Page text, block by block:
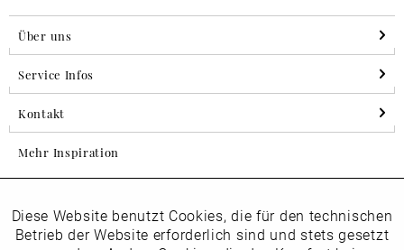
Über uns
Service Infos
Kontakt
Mehr Inspiration
Folgen Sie uns auf Instagram
horsch_schuhe
Funktionale Aktiv
Diese Website benutzt Cookies, die für den technischen
Betrieb der Website erforderlich sind und stets gesetzt